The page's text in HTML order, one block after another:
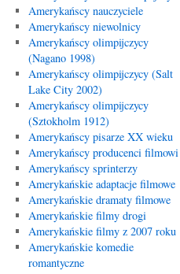
Amerykańscy nauczyciele
Amerykańscy niewolnicy
Amerykańscy olimpijczycy
(Nagano 1998)
Amerykańscy olimpijczycy (Salt
Lake City 2002)
Amerykańscy olimpijczycy
(Sztokholm 1912)
Amerykańscy pisarze XX wieku
Amerykańscy producenci filmowi
Amerykańscy sprinterzy
Amerykańskie adaptacje filmowe
Amerykańskie dramaty filmowe
Amerykańskie filmy drogi
Amerykańskie filmy z 2007 roku
Amerykańskie komedie
romantyczne